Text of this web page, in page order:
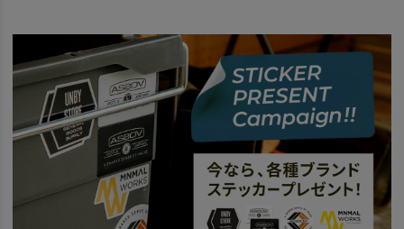
BRAND AS2OV アッソブ アイテム別 ビジネスバッグ
news 夏旅の相棒
BRAND AS2OV アッソブ
DOBBY 3WAY BACK PACK
トラベルにもおすすめリュック（バックパック）